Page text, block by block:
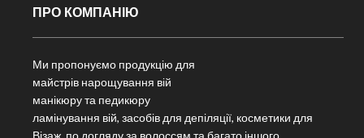
ПРО КОМПАНІЮ
Ми пропонуємо продукцію для
майстрів нарощування вій
манікюру та педикюру
ламінування вій, засобів для депіляції, косметики для
Візаж, по догляду за волоссям та багато іншого